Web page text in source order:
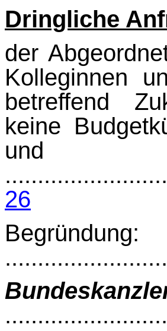
Dringliche
der
Kolleginnen
betreffend
keine
und
26
Begründung: